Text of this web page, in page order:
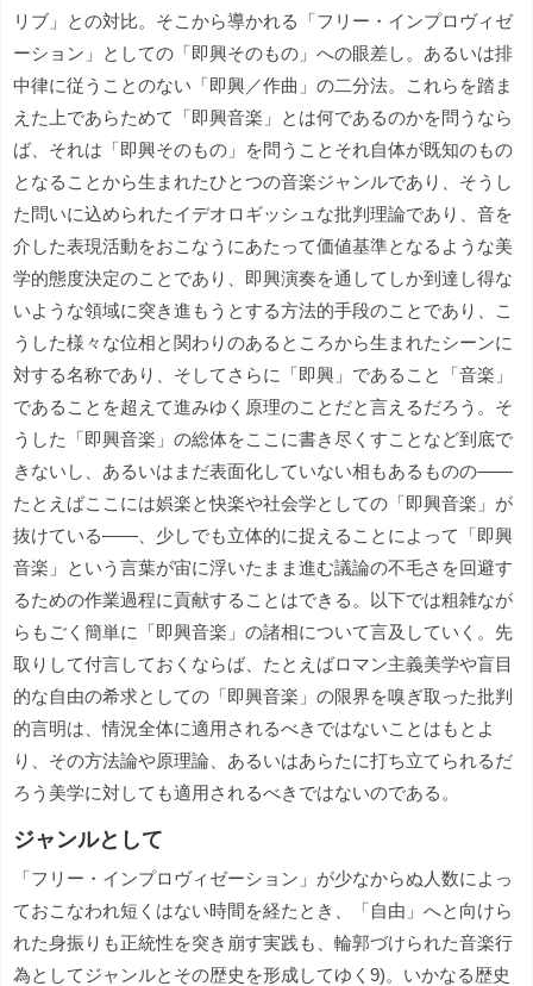
リブ」との対比。そこから導かれる「フリー・インプロヴィゼ
ーション」としての「即興そのもの」への眼差し。あるいは排
中律に従うことのない「即興／作曲」の二分法。これらを踏ま
えた上であらためて「即興音楽」とは何であるのかを問うなら
ば、それは「即興そのもの」を問うことそれ自体が既知のもの
となることから生まれたひとつの音楽ジャンルであり、そうし
た問いに込められたイデオロギッシュな批判理論であり、音を
介した表現活動をおこなうにあたって価値基準となるような美
学的態度決定のことであり、即興演奏を通してしか到達し得な
いような領域に突き進もうとする方法的手段のことであり、こ
うした様々な位相と関わりのあるところから生まれたシーンに
対する名称であり、そしてさらに「即興」であること「音楽」
であることを超えて進みゆく原理のことだと言えるだろう。そ
うした「即興音楽」の総体をここに書き尽くすことなど到底で
きないし、あるいはまだ表面化していない相もあるものの――
たとえばここには娯楽と快楽や社会学としての「即興音楽」が
抜けている――、少しでも立体的に捉えることによって「即興
音楽」という言葉が宙に浮いたまま進む議論の不毛さを回避す
るための作業過程に貢献することはできる。以下では粗雑なが
らもごく簡単に「即興音楽」の諸相について言及していく。先
取りして付言しておくならば、たとえばロマン主義美学や盲目
的な自由の希求としての「即興音楽」の限界を嗅ぎ取った批判
的言明は、情況全体に適用されるべきではないことはもとよ
り、その方法論や原理論、あるいはあらたに打ち立てられるだ
ろう美学に対しても適用されるべきではないのである。
ジャンルとして
「フリー・インプロヴィゼーション」が少なからぬ人数によっ
ておこなわれ短くはない時間を経たとき、「自由」へと向けら
れた身振りも正統性を突き崩す実践も、輪郭づけられた音楽行
為としてジャンルとその歴史を形成してゆく9)。いかなる歴史